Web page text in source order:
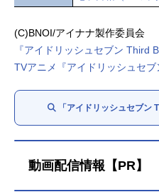
(C)BNOI/アイナナ製作委員会
『アイドリッシュセブン Third
TVアニメ『アイドリッシュセ
「アイドリッシュセブン
動画配信情報【PR】